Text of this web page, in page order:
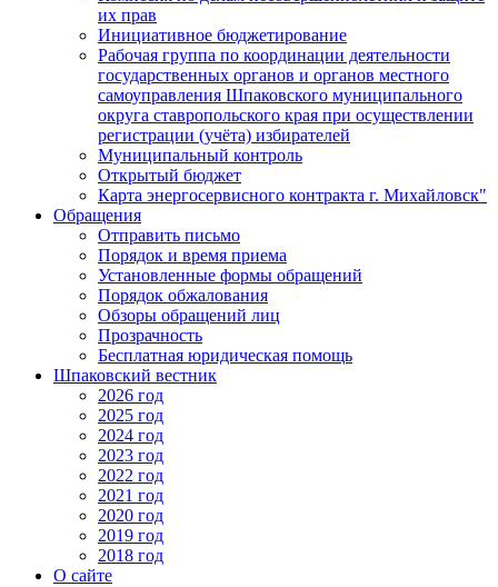
их прав
Инициативное бюджетирование
Рабочая группа по координации деятельности
государственных органов и органов местного
самоуправления Шпаковского муниципального
округа ставропольского края при осуществлении
регистрации (учёта) избирателей
Муниципальный контроль
Открытый бюджет
Карта энергосервисного контракта г. Михайловск"
Обращения
Отправить письмо
Порядок и время приема
Установленные формы обращений
Порядок обжалования
Обзоры обращений лиц
Прозрачность
Бесплатная юридическая помощь
Шпаковский вестник
2026 год
2025 год
2024 год
2023 год
2022 год
2021 год
2020 год
2019 год
2018 год
О сайте